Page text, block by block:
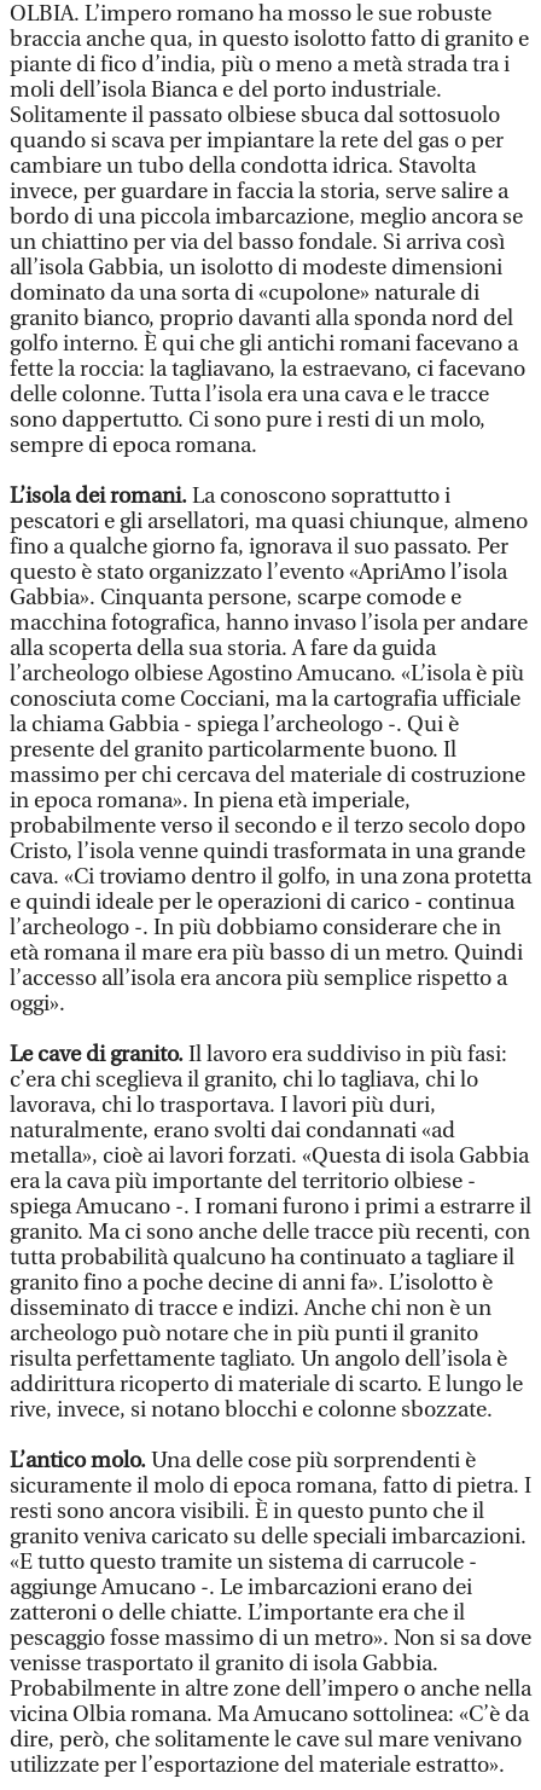
OLBIA. L’impero romano ha mosso le sue robuste
braccia anche qua, in questo isolotto fatto di granito e
piante di fico d’india, più o meno a metà strada tra i
moli dell’isola Bianca e del porto industriale.
Solitamente il passato olbiese sbuca dal sottosuolo
quando si scava per impiantare la rete del gas o per
cambiare un tubo della condotta idrica. Stavolta
invece, per guardare in faccia la storia, serve salire a
bordo di una piccola imbarcazione, meglio ancora se
un chiattino per via del basso fondale. Si arriva così
all’isola Gabbia, un isolotto di modeste dimensioni
dominato da una sorta di «cupolone» naturale di
granito bianco, proprio davanti alla sponda nord del
golfo interno. È qui che gli antichi romani facevano a
fette la roccia: la tagliavano, la estraevano, ci facevano
delle colonne. Tutta l’isola era una cava e le tracce
sono dappertutto. Ci sono pure i resti di un molo,
sempre di epoca romana.
L’isola dei romani.La conoscono soprattutto i
pescatori e gli arsellatori, ma quasi chiunque, almeno
fino a qualche giorno fa, ignorava il suo passato. Per
questo è stato organizzato l’evento «ApriAmo l’isola
Gabbia». Cinquanta persone, scarpe comode e
macchina fotografica, hanno invaso l’isola per andare
alla scoperta della sua storia. A fare da guida
l’archeologo olbiese Agostino Amucano. «L’isola è più
conosciuta come Cocciani, ma la cartografia ufficiale
la chiama Gabbia - spiega l’archeologo -. Qui è
presente del granito particolarmente buono. Il
massimo per chi cercava del materiale di costruzione
in epoca romana». In piena età imperiale,
probabilmente verso il secondo e il terzo secolo dopo
Cristo, l’isola venne quindi trasformata in una grande
cava. «Ci troviamo dentro il golfo, in una zona protetta
e quindi ideale per le operazioni di carico - continua
l’archeologo -. In più dobbiamo considerare che in
età romana il mare era più basso di un metro. Quindi
l’accesso all’isola era ancora più semplice rispetto a
oggi».
Le cave di granito.Il lavoro era suddiviso in più fasi:
c’era chi sceglieva il granito, chi lo tagliava, chi lo
lavorava, chi lo trasportava. I lavori più duri,
naturalmente, erano svolti dai condannati «ad
metalla», cioè ai lavori forzati. «Questa di isola Gabbia
era la cava più importante del territorio olbiese -
spiega Amucano -. I romani furono i primi a estrarre il
granito. Ma ci sono anche delle tracce più recenti, con
tutta probabilità qualcuno ha continuato a tagliare il
granito fino a poche decine di anni fa». L’isolotto è
disseminato di tracce e indizi. Anche chi non è un
archeologo può notare che in più punti il granito
risulta perfettamente tagliato. Un angolo dell’isola è
addirittura ricoperto di materiale di scarto. E lungo le
rive, invece, si notano blocchi e colonne sbozzate.
L’antico molo.Una delle cose più sorprendenti è
sicuramente il molo di epoca romana, fatto di pietra. I
resti sono ancora visibili. È in questo punto che il
granito veniva caricato su delle speciali imbarcazioni.
«E tutto questo tramite un sistema di carrucole -
aggiunge Amucano -. Le imbarcazioni erano dei
zatteroni o delle chiatte. L’importante era che il
pescaggio fosse massimo di un metro». Non si sa dove
venisse trasportato il granito di isola Gabbia.
Probabilmente in altre zone dell’impero o anche nella
vicina Olbia romana. Ma Amucano sottolinea: «C’è da
dire, però, che solitamente le cave sul mare venivano
utilizzate per l’esportazione del materiale estratto».